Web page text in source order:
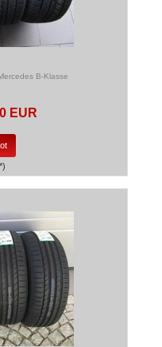
B-Klasse
EUR